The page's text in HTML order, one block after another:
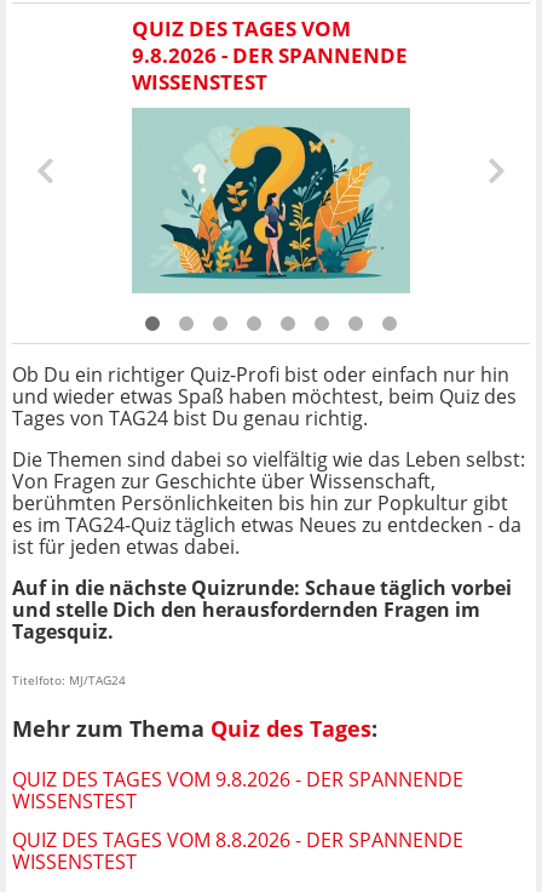
QUIZ DES TAGES VOM
9.8.2026 - DER SPANNENDE
WISSENSTEST
Ob Du ein richtiger Quiz-Profi bist oder einfach nur hin
und wieder etwas Spaß haben möchtest, beim Quiz des
Tages von TAG24 bist Du genau richtig.
Die Themen sind dabei so vielfältig wie das Leben selbst:
Von Fragen zur Geschichte über Wissenschaft,
berühmten Persönlichkeiten bis hin zur Popkultur gibt
es im TAG24-Quiz täglich etwas Neues zu entdecken - da
ist für jeden etwas dabei.
Auf in die nächste Quizrunde: Schaue täglich vorbei
und stelle Dich den herausfordernden Fragen im
Tagesquiz.
Titelfoto: MJ/TAG24
Mehr zum Thema Quiz des Tages:
QUIZ DES TAGES VOM 9.8.2026 - DER SPANNENDE
WISSENSTEST
QUIZ DES TAGES VOM 8.8.2026 - DER SPANNENDE
WISSENSTEST